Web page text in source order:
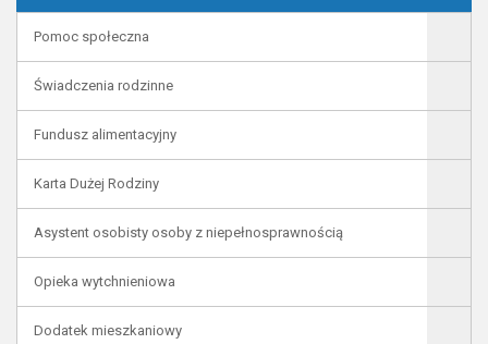
Pomoc społeczna
Świadczenia rodzinne
Fundusz alimentacyjny
Karta Dużej Rodziny
Asystent osobisty osoby z niepełnosprawnością
Opieka wytchnieniowa
Dodatek mieszkaniowy